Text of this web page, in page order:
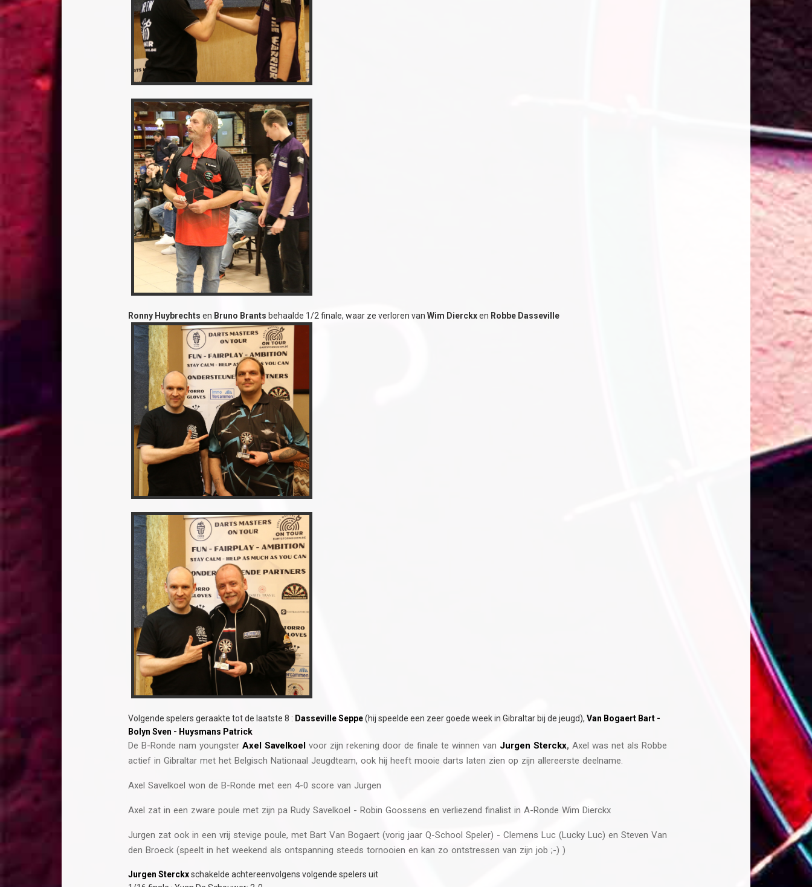
Ronny Huybrechts en Bruno Brants behaalde 1/2 finale, waar ze verloren van Wim Dierckxen Robbe Dasseville
Volgende spelers geraakte tot de laatste 8 : Dasseville Seppe(hij speelde een zeer goede week in Gibraltar bij de jeugd), Van Bogaert Bart -
Bolyn Sven - Huysmans Patrick
De B-Ronde nam youngster Axel Savelkoel voor zijn rekening door de finale te winnen van Jurgen Sterckx, Axel was net als Robbe
actief in Gibraltar met het Belgisch Nationaal Jeugdteam, ook hij heeft mooie darts laten zien op zijn allereerste deelname.
Axel Savelkoel won de B-Ronde met een 4-0 score van Jurgen
Axel zat in een zware poule met zijn pa Rudy Savelkoel - Robin Goossens en verliezend finalist in A-Ronde Wim Dierckx
Jurgen zat ook in een vrij stevige poule, met Bart Van Bogaert (vorig jaar Q-School Speler) - Clemens Luc (Lucky Luc) en Steven Van
den Broeck (speelt in het weekend als ontspanning steeds tornooien en kan zo ontstressen van zijn job ;-) )
Jurgen Sterckxschakelde achtereenvolgens volgende spelers uit